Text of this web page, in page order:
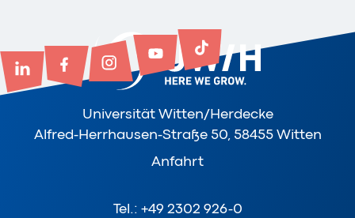
Universität Witten/Herdecke
Alfred-Herrhausen-Straße 50, 58455 Witten
Anfahrt
Tel.: +49 2302 926-0